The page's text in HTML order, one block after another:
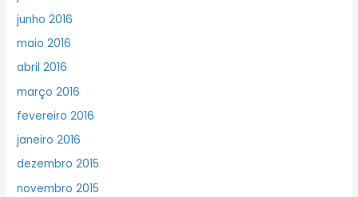
junho 2016
maio 2016
abril 2016
março 2016
fevereiro 2016
janeiro 2016
dezembro 2015
novembro 2015